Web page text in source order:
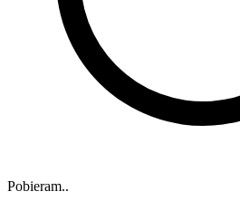
Pobieram..